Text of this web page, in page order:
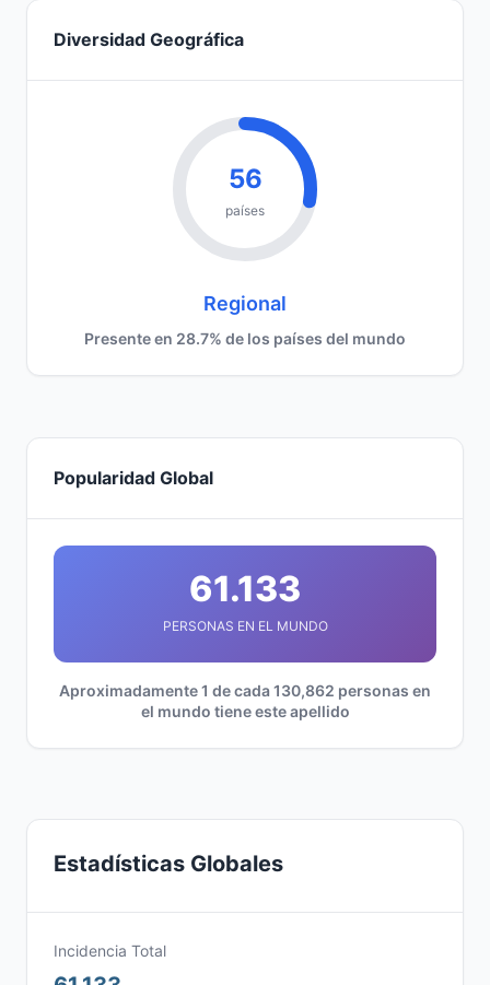
Diversidad Geográfica
56
países
Regional
Presente en 28.7% de los países del mundo
Popularidad Global
61.133
PERSONAS EN EL MUNDO
Aproximadamente 1 de cada 130,862 personas en
el mundo tiene este apellido
Estadísticas Globales
Incidencia Total